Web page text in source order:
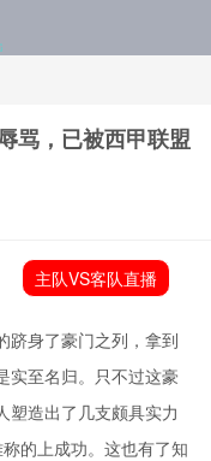
骂，已被西甲联盟
主队VS客队直播
跻身了豪门之列，拿到
实至名归。只不过这豪
塑造出了几支颇具实力
的上成功。这也有了知